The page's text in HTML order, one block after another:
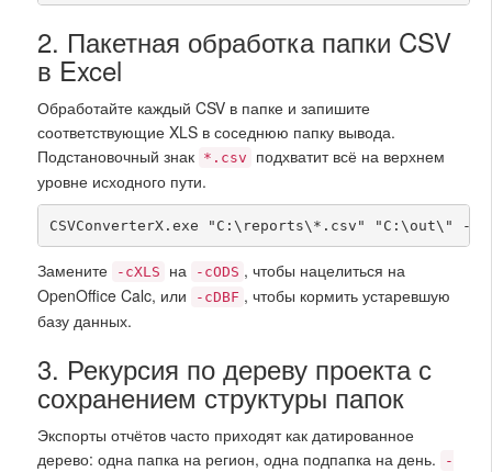
2. Пакетная обработка папки CSV
в Excel
Обработайте каждый CSV в папке и запишите
соответствующие XLS в соседнюю папку вывода.
Подстановочный знак *.csv
подхватит всё на верхнем
уровне исходного пути.
CSVConverterX.exe "C:\reports\*.csv" "C:\out\" -
Замените -cXLS на -cODS , чтобы нацелиться на
OpenOffice Calc, или
-cDBF , чтобы кормить устаревшую
базу данных.
3. Рекурсия по дереву проекта с
сохранением структуры папок
Экспорты отчётов часто приходят как датированное
дерево: одна папка на регион, одна подпапка на день.
-